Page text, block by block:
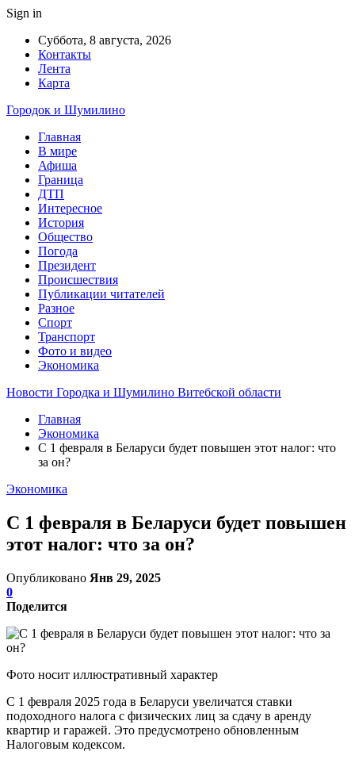
Sign in
Суббота, 8 августа, 2026
Контакты
Лента
Карта
Городок и Шумилино
Главная
В мире
Афиша
Граница
ДТП
Интересное
История
Общество
Погода
Президент
Происшествия
Публикации читателей
Разное
Спорт
Транспорт
Фото и видео
Экономика
Новости Городка и Шумилино Витебской области
Главная
Экономика
С 1 февраля в Беларуси будет повышен этот налог: что
за он?
Экономика
С 1 февраля в Беларуси будет повышен
этот налог: что за он?
Опубликовано Янв 29, 2025
0
Поделится
Фото носит иллюстративный характер
С 1 февраля 2025 года в Беларуси увеличатся ставки
подоходного налога с физических лиц за сдачу в аренду
квартир и гаражей. Это предусмотрено обновленным
Налоговым кодексом.